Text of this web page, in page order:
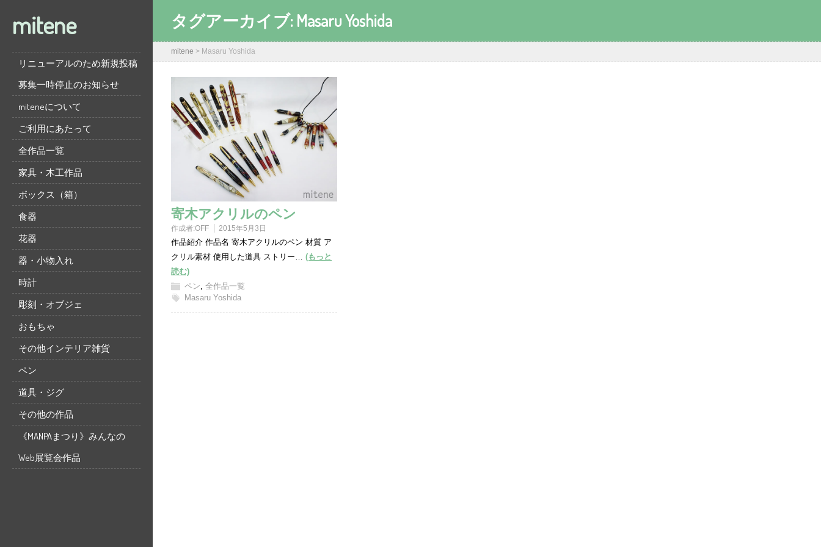
mitene
リニューアルのため新規投稿
募集一時停止のお知らせ
miteneについて
ご利用にあたって
全作品一覧
家具・木工作品
ボックス（箱）
食器
花器
器・小物入れ
時計
彫刻・オブジェ
おもちゃ
その他インテリア雑貨
ペン
道具・ジグ
その他の作品
《MANPAまつり》みんなの
Web展覧会作品
タグアーカイブ: Masaru Yoshida
mitene > Masaru Yoshida
寄木アクリルのペン
作成者:OFF 2015年5月3日
作品紹介 作品名 寄木アクリルのペン 材質 ア
クリル素材 使用した道具 ストリー… (もっと
読む)
ペン, 全作品一覧
Masaru Yoshida